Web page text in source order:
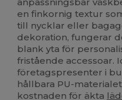
anpassningsbar
en finkornig textur
till nycklar eller
dekoration, fungerar
blank yta för
fristående accessoar.
företagspresenter i
hållbara PU-
kostnaden för äkta